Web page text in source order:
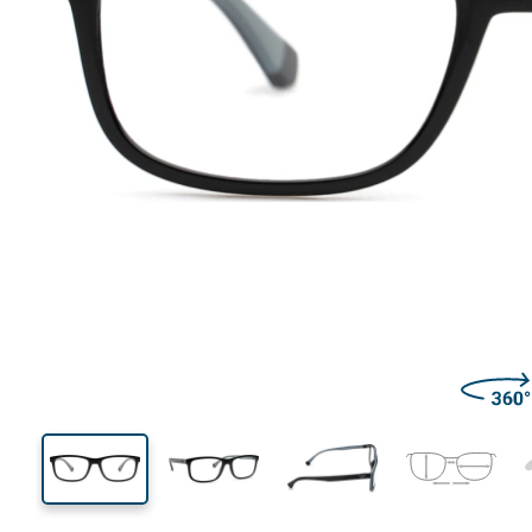
136 mm
Largeur
37 mm
Hauteur des verres
56 mm
Largeur des verres
Largeur
des verres